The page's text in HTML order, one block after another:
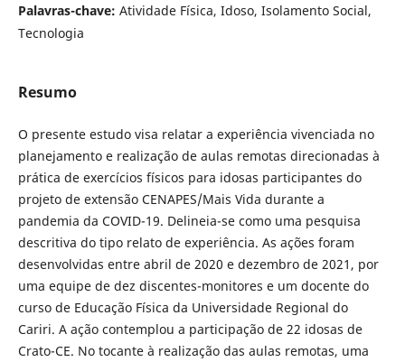
Palavras-chave: Atividade Física, Idoso, Isolamento Social,
Tecnologia
Resumo
O presente estudo visa relatar a experiência vivenciada no
planejamento e realização de aulas remotas direcionadas à
prática de exercícios físicos para idosas participantes do
projeto de extensão CENAPES/Mais Vida durante a
pandemia da COVID-19. Delineia-se como uma pesquisa
descritiva do tipo relato de experiência. As ações foram
desenvolvidas entre abril de 2020 e dezembro de 2021, por
uma equipe de dez discentes-monitores e um docente do
curso de Educação Física da Universidade Regional do
Cariri. A ação contemplou a participação de 22 idosas de
Crato-CE. No tocante à realização das aulas remotas, uma